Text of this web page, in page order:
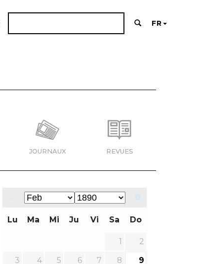
FR
JOURNAUX REVUES
Lu Ma Mi Ju Vi Sa Do
1
2
3
4 5 6 7 8
9